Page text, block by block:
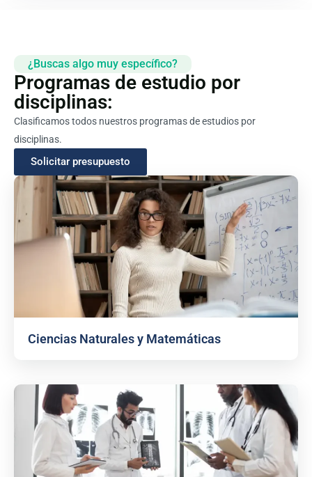
¿Buscas algo muy específico?
Programas de estudio por
disciplinas:
Clasificamos todos nuestros programas de estudios por
disciplinas.
Solicitar presupuesto
Ciencias Naturales y Matemáticas